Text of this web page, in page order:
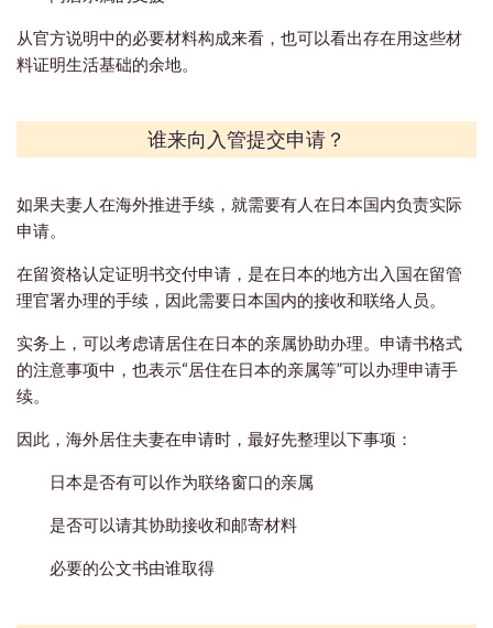
从官方说明中的必要材料构成来看，也可以看出存在用这些材
料证明生活基础的余地。
谁来向入管提交申请？
如果夫妻人在海外推进手续，就需要有人在日本国内负责实际
申请。
在留资格认定证明书交付申请，是在日本的地方出入国在留管
理官署办理的手续，因此需要日本国内的接收和联络人员。
实务上，可以考虑请居住在日本的亲属协助办理。申请书格式
的注意事项中，也表示“居住在日本的亲属等”可以办理申请手
续。
因此，海外居住夫妻在申请时，最好先整理以下事项：
日本是否有可以作为联络窗口的亲属
是否可以请其协助接收和邮寄材料
必要的公文书由谁取得